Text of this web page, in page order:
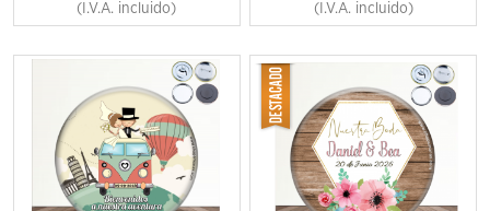
(I.V.A. incluido) (I.V.A. incluido)